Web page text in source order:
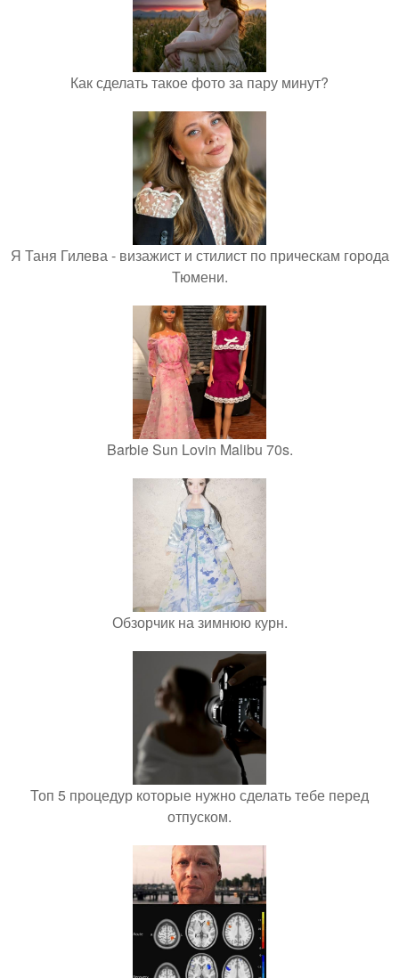
Как сделать такое фото за пару минут?
Я Таня Гилева - визажист и стилист по прическам города
Тюмени.
Barbie Sun Lovin Malibu 70s.
Обзорчик на зимнюю курн.
Топ 5 процедур которые нужно сделать тебе перед
отпуском.